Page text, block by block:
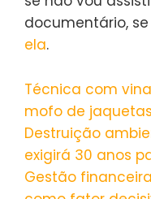
documentário, se
ela.
Técnica com
mofo de
Destruição
exigirá 30 anos
Gestão